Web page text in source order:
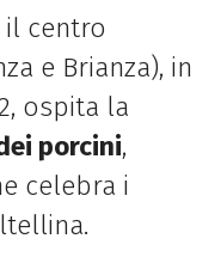
il centro
e Brianza), in
ospita la
porcini,
celebra i